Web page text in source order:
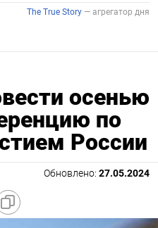
осенью
по
России
Обновлено: 27.05.2024